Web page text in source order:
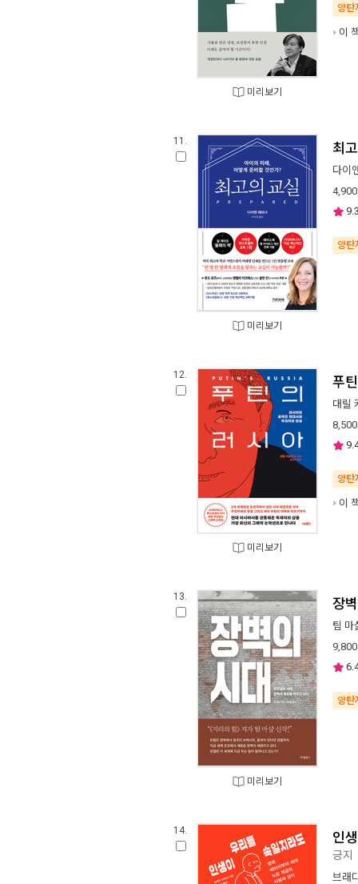
미리보기
양탄
이
11.
미리보기
최
다이
4,900
양탄
12.
미리보기
푸
대릴
8,500
양탄
이
13.
미리보기
장
팀 마
9,800
양탄
14. 인
긍지
브래